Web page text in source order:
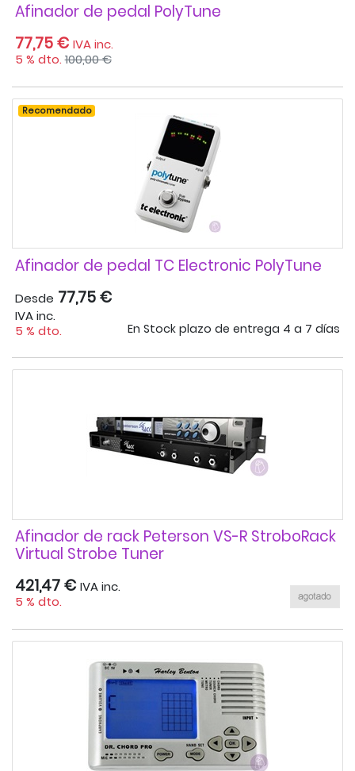
Afinador de pedal PolyTune
77,75 € IVA inc.
5 % dto. 100,00 €
Recomendado
Afinador de pedal TC Electronic PolyTune
Desde 77,75 €
IVA inc.
5 % dto.
En Stock plazo de entrega 4 a 7 días
Afinador de rack Peterson VS-R StroboRack
Virtual Strobe Tuner
421,47 € IVA inc.
5 % dto.